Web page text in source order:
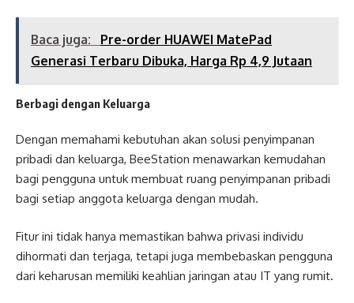
Baca juga:
Pre-order HUAWEI MatePad
Generasi Terbaru Dibuka, Harga Rp 4,9 Jutaan
Berbagi dengan Keluarga
Dengan memahami kebutuhan akan solusi penyimpanan
pribadi dan keluarga, BeeStation menawarkan kemudahan
bagi pengguna untuk membuat ruang penyimpanan pribadi
bagi setiap anggota keluarga dengan mudah.
Fitur ini tidak hanya memastikan bahwa privasi individu
dihormati dan terjaga, tetapi juga membebaskan pengguna
dari keharusan memiliki keahlian jaringan atau IT yang rumit.